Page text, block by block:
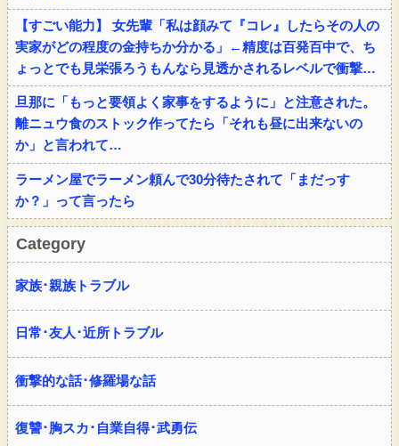
【すごい能力】 女先輩「私は顔みて『コレ』したらその人の
実家がどの程度の金持ちか分かる」←精度は百発百中で、ち
ょっとでも見栄張ろうもんなら見透かされるレベルで衝撃…
旦那に「もっと要領よく家事をするように」と注意された。
離ニュウ食のストック作ってたら「それも昼に出来ないの
か」と言われて…
ラーメン屋でラーメン頼んで30分待たされて「まだっす
か？」って言ったら
Category
家族･親族トラブル
日常･友人･近所トラブル
衝撃的な話･修羅場な話
復讐･胸スカ･自業自得･武勇伝